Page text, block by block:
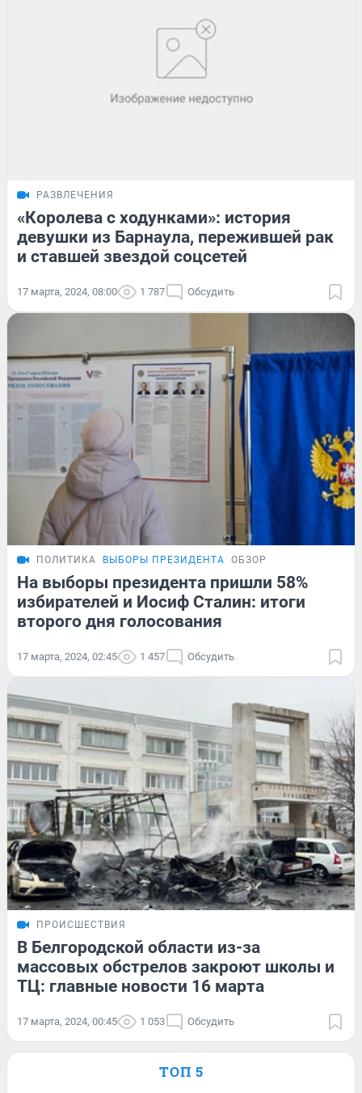
РАЗВЛЕЧЕНИЯ
«Королева с ходунками»: история
девушки из Барнаула, пережившей рак
и ставшей звездой соцсетей
17 марта, 2024, 08:00 1 787 Обсудить
ПОЛИТИКА ВЫБОРЫ ПРЕЗИДЕНТА ОБЗОР
На выборы президента пришли 58%
избирателей и Иосиф Сталин: итоги
второго дня голосования
17 марта, 2024, 02:45 1 457 Обсудить
ПРОИСШЕСТВИЯ
В Белгородской области из-за
массовых обстрелов закроют школы и
ТЦ: главные новости 16 марта
17 марта, 2024, 00:45 1 053 Обсудить
ТОП 5